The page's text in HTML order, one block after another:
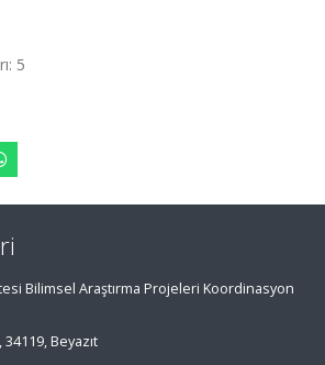
5
Bilimsel Araştırma Projeleri Koordinasyon
Beyazıt